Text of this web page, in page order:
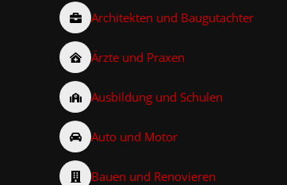
Architekten und Baugutachter
Ärzte und Praxen
Ausbildung und Schulen
Auto und Motor
Bauen und Renovieren